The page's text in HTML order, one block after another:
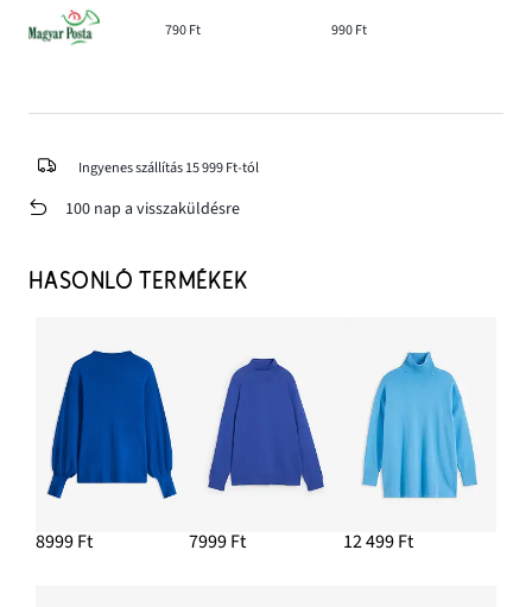
790 Ft 990 Ft
Ingyenes szállítás 15 999 Ft-tól
100 nap a visszaküldésre
HASONLÓ TERMÉKEK
8999 Ft 7999 Ft 12 499 Ft